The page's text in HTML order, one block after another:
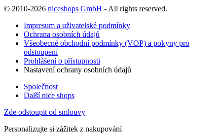
© 2010-2026 niceshops GmbH - All rights reserved.
Impresum a uživatelské podmínky
Ochrana osobních údajů
Všeobecné obchodní podmínky (VOP) a pokyny pro
odstoupení
Prohlášení o přístupnosti
Nastavení ochrany osobních údajů
Společnost
Další nice shops
Zde odstoupit od smlouvy
Personalizujte si zážitek z nakupování